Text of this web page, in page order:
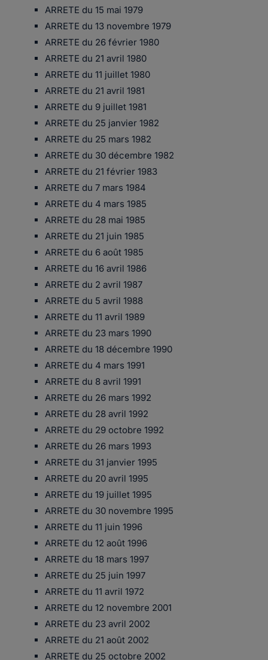
ARRETE du 15 mai 1979
ARRETE du 13 novembre 1979
ARRETE du 26 février 1980
ARRETE du 21 avril 1980
ARRETE du 11 juillet 1980
ARRETE du 21 avril 1981
ARRETE du 9 juillet 1981
ARRETE du 25 janvier 1982
ARRETE du 25 mars 1982
ARRETE du 30 décembre 1982
ARRETE du 21 février 1983
ARRETE du 7 mars 1984
ARRETE du 4 mars 1985
ARRETE du 28 mai 1985
ARRETE du 21 juin 1985
ARRETE du 6 août 1985
ARRETE du 16 avril 1986
ARRETE du 2 avril 1987
ARRETE du 5 avril 1988
ARRETE du 11 avril 1989
ARRETE du 23 mars 1990
ARRETE du 18 décembre 1990
ARRETE du 4 mars 1991
ARRETE du 8 avril 1991
ARRETE du 26 mars 1992
ARRETE du 28 avril 1992
ARRETE du 29 octobre 1992
ARRETE du 26 mars 1993
ARRETE du 31 janvier 1995
ARRETE du 20 avril 1995
ARRETE du 19 juillet 1995
ARRETE du 30 novembre 1995
ARRETE du 11 juin 1996
ARRETE du 12 août 1996
ARRETE du 18 mars 1997
ARRETE du 25 juin 1997
ARRETE du 11 avril 1972
ARRETE du 12 novembre 2001
ARRETE du 23 avril 2002
ARRETE du 21 août 2002
ARRETE du 25 octobre 2002